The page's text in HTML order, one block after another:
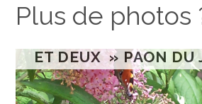
Plus de photos
ET DEUX » PAON DU